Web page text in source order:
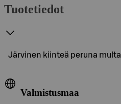
Tuotetiedot
Järvinen kiinteä peruna multa
Valmistusmaa